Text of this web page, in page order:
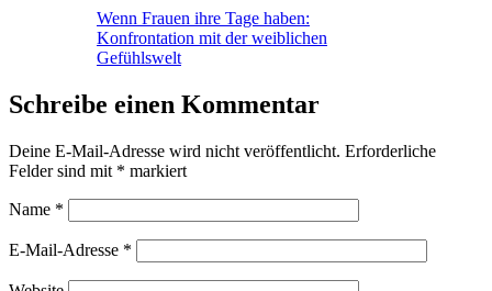
Wenn Frauen ihre Tage haben:
Konfrontation mit der weiblichen
Gefühlswelt
Schreibe einen Kommentar
Deine E-Mail-Adresse wird nicht veröffentlicht. Erforderliche
Felder sind mit * markiert
Name *
E-Mail-Adresse *